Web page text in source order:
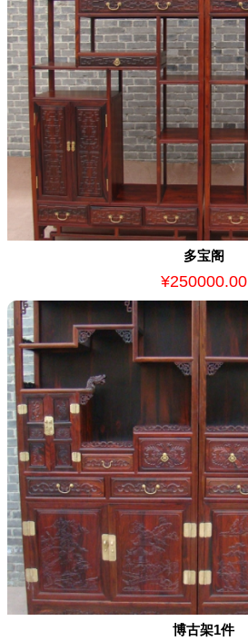
多宝阁
¥250000.00
博古架1件